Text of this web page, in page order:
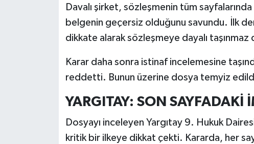
Davalı şirket, sözleşmenin tüm
belgenin geçersiz olduğunu savundu. İlk
dikkate alarak sözleşmeye dayalı
Karar daha sonra istinaf incelemesine
reddetti. Bunun üzerine dosya temyiz
YARGITAY: SON SAYFADAKİ
Dosyayı inceleyen Yargıtay 9. Hukuk
kritik bir ilkeye dikkat çekti. Kararda, her